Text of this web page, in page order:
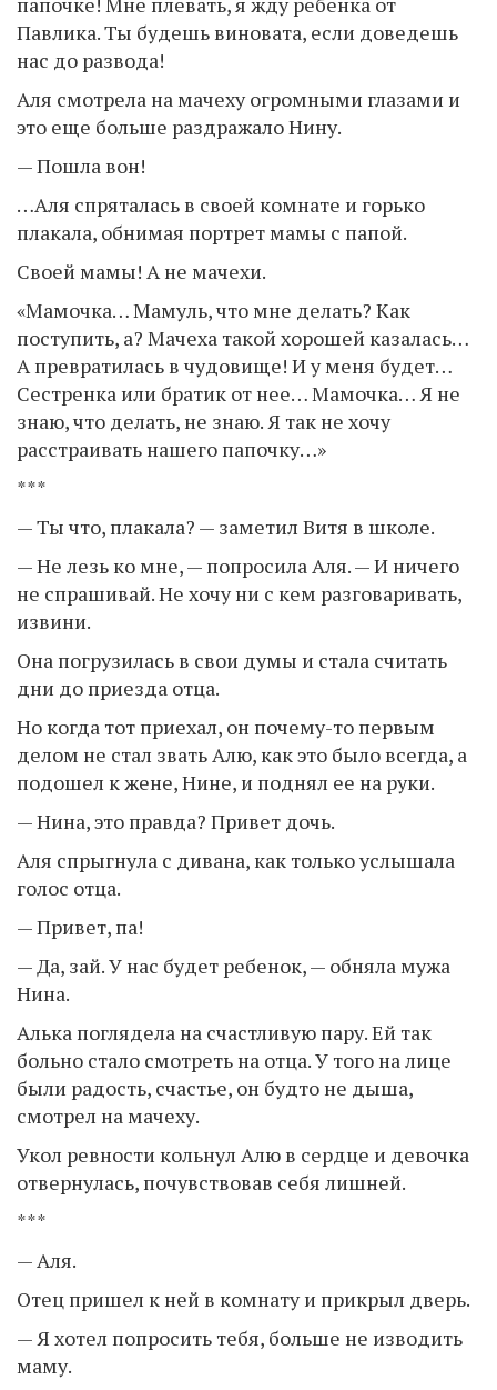
Павлика. Ты будешь виновата, если доведешь
нас до развода!
Аля смотрела на мачеху огромными глазами и
это еще больше раздражало Нину.
— Пошла вон!
…Аля спряталась в своей комнате и горько
плакала, обнимая портрет мамы с папой.
Своей мамы! А не мачехи.
«Мамочка… Мамуль, что мне делать? Как
поступить, а? Мачеха такой хорошей казалась…
А превратилась в чудовище! И у меня будет…
Сестренка или братик от нее… Мамочка… Я не
знаю, что делать, не знаю. Я так не хочу
расстраивать нашего папочку…»
***
— Ты что, плакала? — заметил Витя в школе.
— Не лезь ко мне, — попросила Аля. — И ничего
не спрашивай. Не хочу ни с кем разговаривать,
извини.
Она погрузилась в свои думы и стала считать
дни до приезда отца.
Но когда тот приехал, он почему-то первым
делом не стал звать Алю, как это было всегда, а
подошел к жене, Нине, и поднял ее на руки.
— Нина, это правда? Привет дочь.
Аля спрыгнула с дивана, как только услышала
голос отца.
— Привет, па!
— Да, зай. У нас будет ребенок, — обняла мужа
Нина.
Алька поглядела на счастливую пару. Ей так
больно стало смотреть на отца. У того на лице
были радость, счастье, он будто не дыша,
смотрел на мачеху.
Укол ревности кольнул Алю в сердце и девочка
отвернулась, почувствовав себя лишней.
***
— Аля.
Отец пришел к ней в комнату и прикрыл дверь.
— Я хотел попросить тебя, больше не изводить
маму.